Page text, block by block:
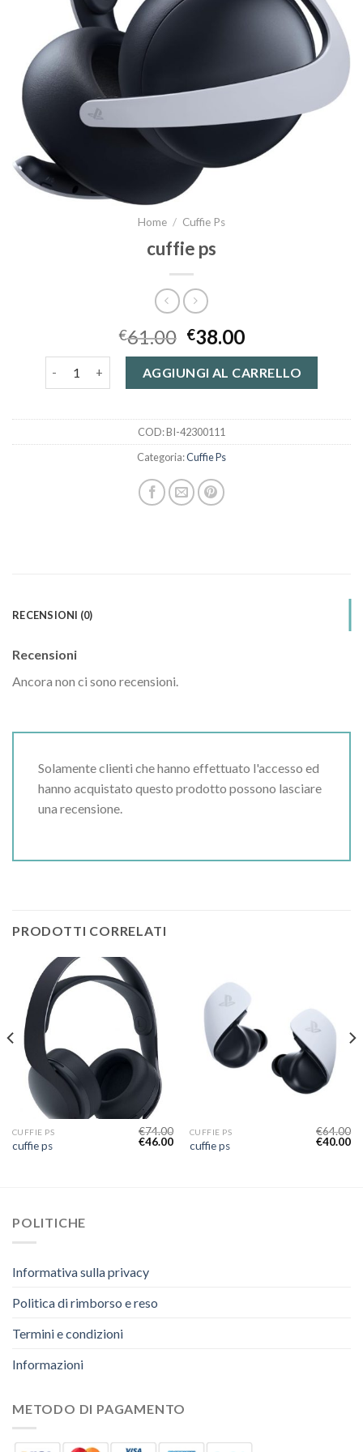
Home / Cuffie Ps
cuffie ps
€61.00 €38.00
AGGIUNGI AL CARRELLO
COD:BI-42300111
Categoria:Cuffie Ps
RECENSIONI (0)
Recensioni
Ancora non ci sono recensioni.
Solamente clienti che hanno effettuato l'accesso ed
hanno acquistato questo prodotto possono lasciare
una recensione.
PRODOTTI CORRELATI
CUFFIE PS
cuffie ps
€74.00
€46.00
CUFFIE PS
cuffie ps
€64.00
€40.00
POLITICHE
Informativa sulla privacy
Politica di rimborso e reso
Termini e condizioni
Informazioni
METODO DI PAGAMENTO